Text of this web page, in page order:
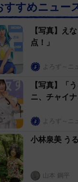
すすめニュー
【写真】え
点！」
よろず～ニ
【写真】「
ニ、チャイ
よろず～ニ
小林泉美 う
山本 鋼平